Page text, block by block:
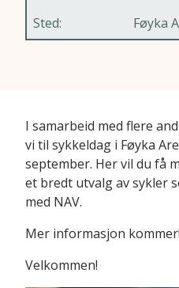
Sted:
Føyka
I samarbeid med flere
vi til sykkeldag i Føyka
september. Her vil du få
et bredt utvalg av sykler
med NAV.
Mer informasjon kommer!
Velkommen!